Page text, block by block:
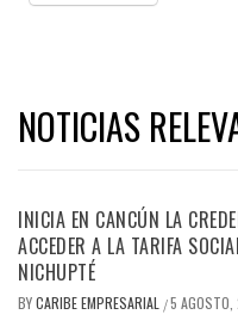
NOTICIAS
INICIA EN CANCÚN LA
ACCEDER A LA TARIFA
NICHUPTÉ
BYCARIBE EMPRESARIAL /5